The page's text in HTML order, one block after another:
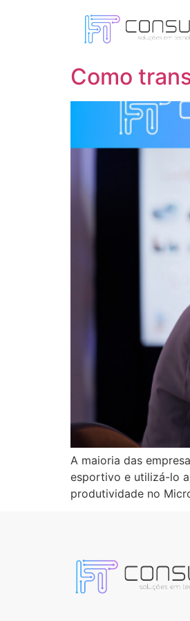
Dia:29
Como
A maioria das
esportivo e utilizá-lo
produtividade no